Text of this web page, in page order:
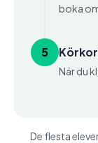
boka
5
När du
De flesta